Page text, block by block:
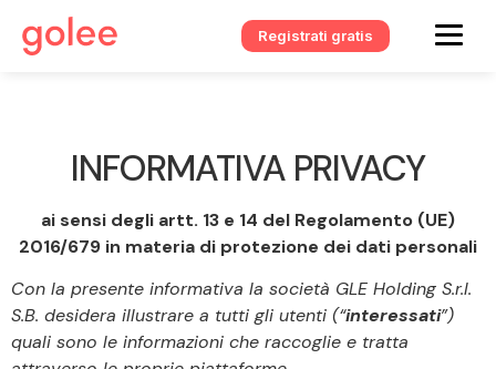
Registrati gratis
INFORMATIVA PRIVACY
ai sensi degli artt. 13 e 14 del Regolamento (UE)
2016/679 in materia di protezione dei dati personali
Con la presente informativa la società GLE Holding S.r.l.
S.B. desidera illustrare a tutti gli utenti (“interessati”)
quali sono le informazioni che raccoglie e tratta